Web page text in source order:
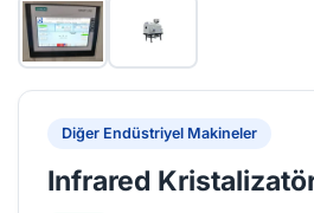
Diğer Endüstriyel Makineler
Infrared